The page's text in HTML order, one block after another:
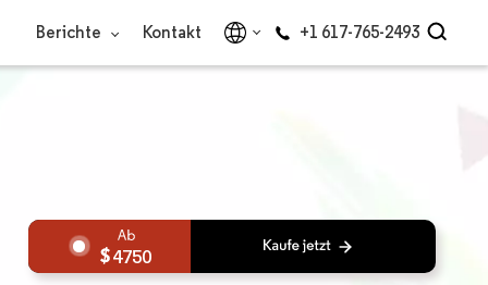
Berichte Kontakt +1 617-765-2493
4750